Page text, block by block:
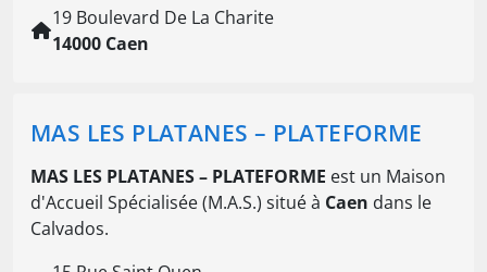
19 Boulevard De La Charite
14000 Caen
MAS LES PLATANES – PLATEFORME
MAS LES PLATANES – PLATEFORME est un Maison
d'Accueil Spécialisée (M.A.S.) situé à Caen dans le
Calvados.